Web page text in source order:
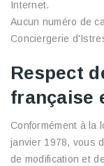
Internet.
Aucun numéro de
Conciergerie
Respect
française
Conformément à la
janvier 1978, vous
de modification et